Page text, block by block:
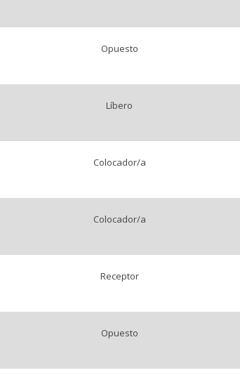
Opuesto
Líbero
Colocador/a
Colocador/a
Receptor
Opuesto